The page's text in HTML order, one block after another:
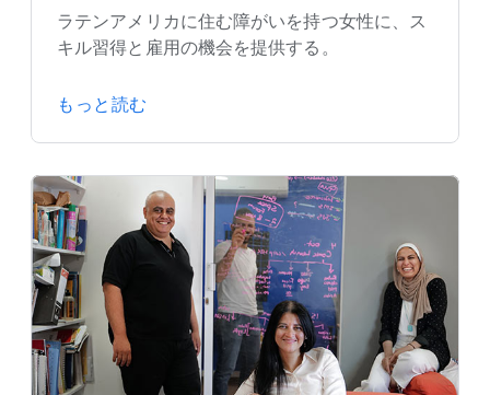
ラテンアメリカに住む障がいを持つ女性に、ス
キル習得と雇用の機会を提供する。
もっと読む